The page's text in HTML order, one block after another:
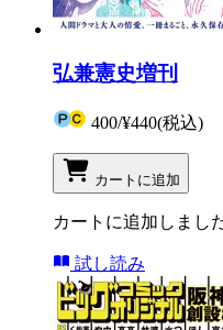
弘兼憲史増刊
400/¥440(税込)
カートに追加
カートに追加しまし
試し読み